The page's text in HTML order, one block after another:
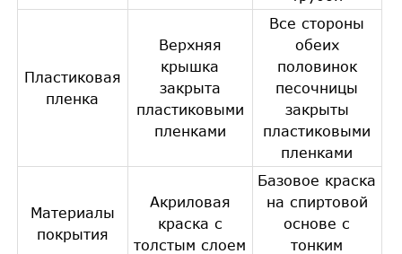
Пластиковая
пленка
Верхняя
крышка
закрыта
пластиковыми
пленками
Все стороны
обеих
половинок
песочницы
закрыты
пластиковыми
пленками
Материалы
покрытия
Акриловая
краска с
толстым слоем
Базовое краска
на спиртовой
основе с
тонким